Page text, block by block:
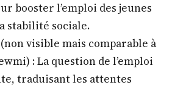
booster l’emploi des jeunes
stabilité sociale.
visible mais comparable à
: La question de l’emploi
traduisant les attentes